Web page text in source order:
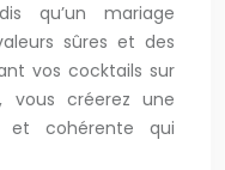
qu’un mariage
sûres et des
vos cocktails sur
créerez une
et cohérente qui